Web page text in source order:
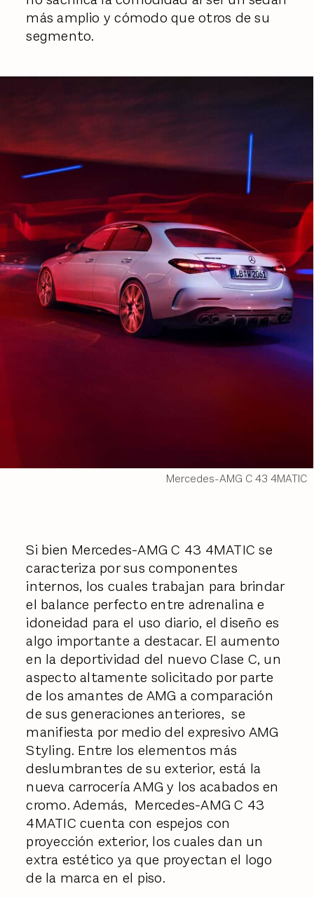
más amplio y cómodo que otros de su
segmento.
Mercedes-AMG C 43 4MATIC
Si bien Mercedes-AMG C 43 4MATIC se
caracteriza por sus componentes
internos, los cuales trabajan para brindar
el balance perfecto entre adrenalina e
idoneidad para el uso diario, el diseño es
algo importante a destacar. El aumento
en la deportividad del nuevo Clase C, un
aspecto altamente solicitado por parte
de los amantes de AMG a comparación
de sus generaciones anteriores, se
manifiesta por medio del expresivo AMG
Styling. Entre los elementos más
deslumbrantes de su exterior, está la
nueva carrocería AMG y los acabados en
cromo. Además, Mercedes-AMG C 43
4MATIC cuenta con espejos con
proyección exterior, los cuales dan un
extra estético ya que proyectan el logo
de la marca en el piso.